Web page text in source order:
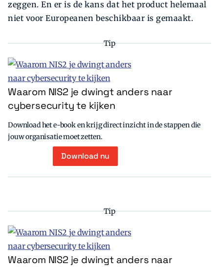
zeggen. En er is de kans dat het product helemaal
niet voor Europeanen beschikbaar is gemaakt.
Tip
Waarom NIS2 je dwingt anders naar
cybersecurity te kijken
Download het e-book en krijg direct inzicht in de stappen die
jouw organisatie moet zetten.
Download nu
Tip
Waarom NIS2 je dwingt anders naar